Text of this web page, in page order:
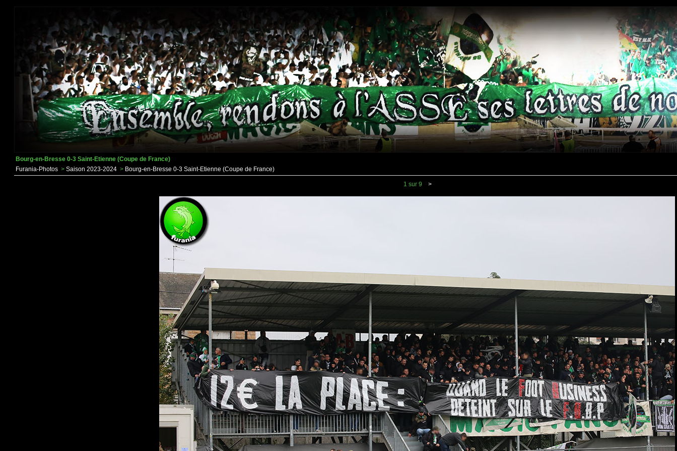
Bourg-en-Bresse 0-3 Saint-Etienne (Coupe de France)
Furania-Photos > Saison 2023-2024 > Bourg-en-Bresse 0-3 Saint-Etienne (Coupe de France)
1 sur 9 >